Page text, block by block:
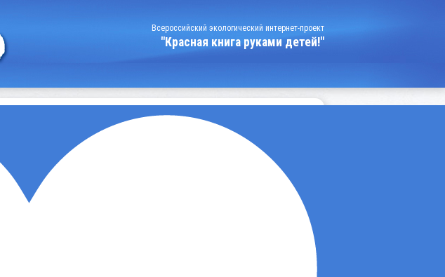
Всероссийский экологический интернет-проект
"Красная книга руками детей!"